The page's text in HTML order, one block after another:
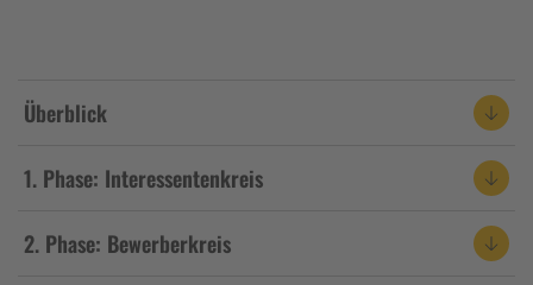
Überblick
1. Phase: Interessentenkreis
2. Phase: Bewerberkreis